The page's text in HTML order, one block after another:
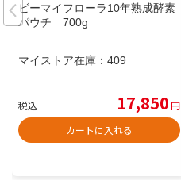
ビーマイフローラ10年熟成酵素
パウチ 700g
マイストア在庫： 409
税込 17,850円
カートに入れる